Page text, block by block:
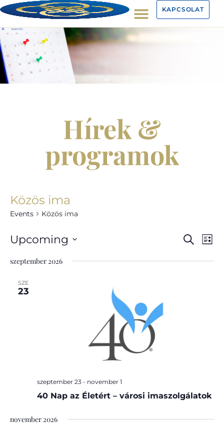
KAPCSOLAT
Hírek &
programok
Közös ima
Events Közös ima
Search
List
Upcoming
date.
szeptember 2026
SZE
23
szeptember 23- november 1
40 Nap az Életért – városi imaszolgálatok
november 2026